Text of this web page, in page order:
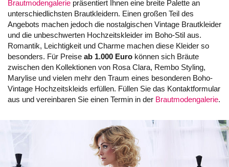
Brautmodengalerie präsentiert Ihnen eine breite Palette an
unterschiedlichsten Brautkleidern. Einen großen Teil des
Angebots machen jedoch die nostalgischen Vintage Brautkleider
und die unbeschwerten Hochzeitskleider im Boho-Stil aus.
Romantik, Leichtigkeit und Charme machen diese Kleider so
besonders. Für Preise ab 1.000 Euro können sich Bräute
zwischen den Kollektionen von Rosa Clara, Rembo Styling,
Marylise und vielen mehr den Traum eines besonderen Boho-
Vintage Hochzeitskleids erfüllen. Füllen Sie das Kontaktformular
aus und vereinbaren Sie einen Termin in der Brautmodengalerie.